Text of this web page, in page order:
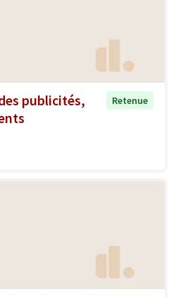
publicités,
Retenue